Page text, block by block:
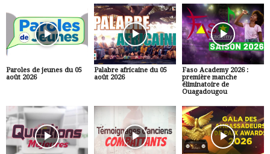
Paroles de jeunes du 05
août 2026
Palabre africaine du 05
août 2026
Faso Academy 2026 :
première manche
éliminatoire de
Ouagadougou